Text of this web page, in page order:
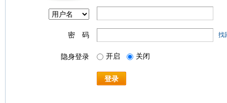
密 码 找
隐身登录 开启 关闭
登录